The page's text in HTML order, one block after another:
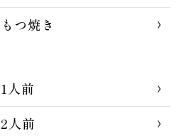
もつ焼き
1人前
2人前